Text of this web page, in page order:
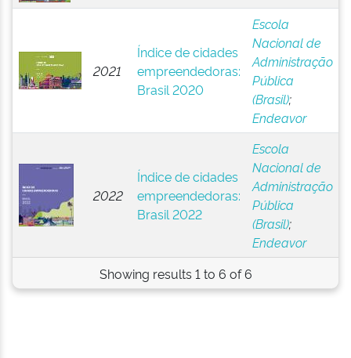
2021
Índice de cidades
empreendedoras:
Brasil 2020
Escola
Nacional de
Administração
Pública
(Brasil);
Endeavor
2022
Índice de cidades
empreendedoras:
Brasil 2022
Escola
Nacional de
Administração
Pública
(Brasil);
Endeavor
Showing results 1 to 6 of 6